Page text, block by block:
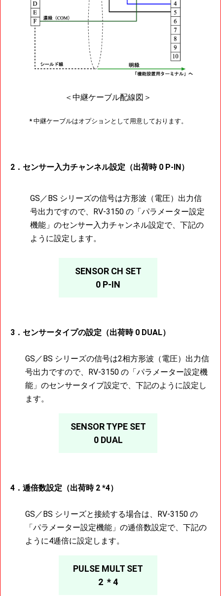
＜中継ケーブル配線図＞
* 中継ケーブルはオプションとして用意しております。
2．センサー入力チャンネル設定（出荷時 0 P-IN）
GS／BS シリーズの信号は方形波（電圧）出力信
号出力ですので、RV-3150 の「パラメーター設定
機能」のセンサー入力チャンネル設定で、下記の
ように設定します。
SENSOR CH SET
0 P-IN
3．センサータイプの設定（出荷時 0 DUAL）
GS／BS シリーズの信号は2相方形波（電圧）出力信
号出力ですので、RV-3150 の「パラメーター設定機
能」のセンサータイプ設定で、下記のように設定し
ます。
SENSOR TYPE SET
0 DUAL
4．逓倍数設定（出荷時 2 *4）
GS／BS シリーズと接続する場合は、RV-3150 の
「パラメーター設定機能」の逓倍数設定で、下記の
ように4逓倍に設定します。
PULSE MULT SET
2 * 4